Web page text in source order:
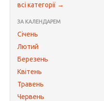
всі категорії →
ЗА КАЛЕНДАРЕМ
Січень
Лютий
Березень
Квітень
Травень
Червень